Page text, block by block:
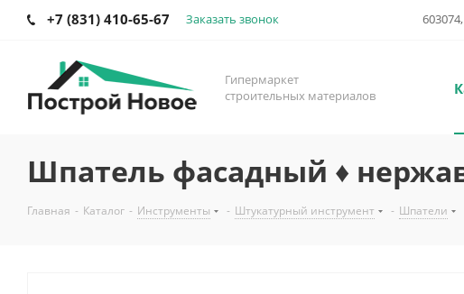
+7 (831) 410-65-67 Заказать звонок
Гипермаркет
строительных материалов
Шпатель фасадный ♦
Главная - Каталог - Инструменты - Штукатурный инструмент - Шпатели